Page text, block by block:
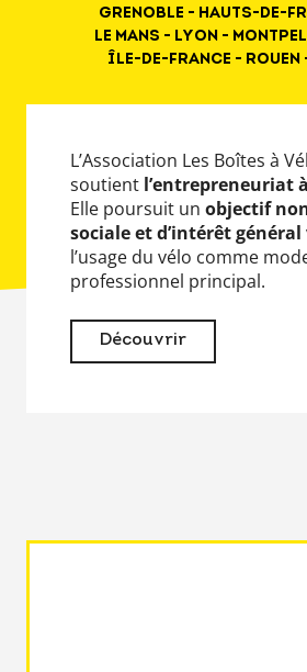
Grenoble - Hauts-de-
Le Mans - Lyon -
Île-de-France -
L’Association Les Boîtes à
soutient l’entrepreneuriat
Elle poursuit un objectif
sociale et d’intérêt général
l’usage du vélo comme
professionnel principal.
Découvrir